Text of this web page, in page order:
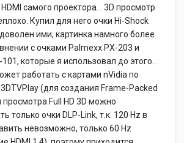
самого проектора. . 3D просмотр
Купил для него очки Hi-Shock
ими, картинка намного более
с очками Palmexx PX-203 и
которые я использовал до этого. .
работать с картами nVidia по
(для создания Frame-Packed
Full HD 3D можно
только очки DLP-Link, т.к. 120 Hz в
невозможно, только 60 Hz